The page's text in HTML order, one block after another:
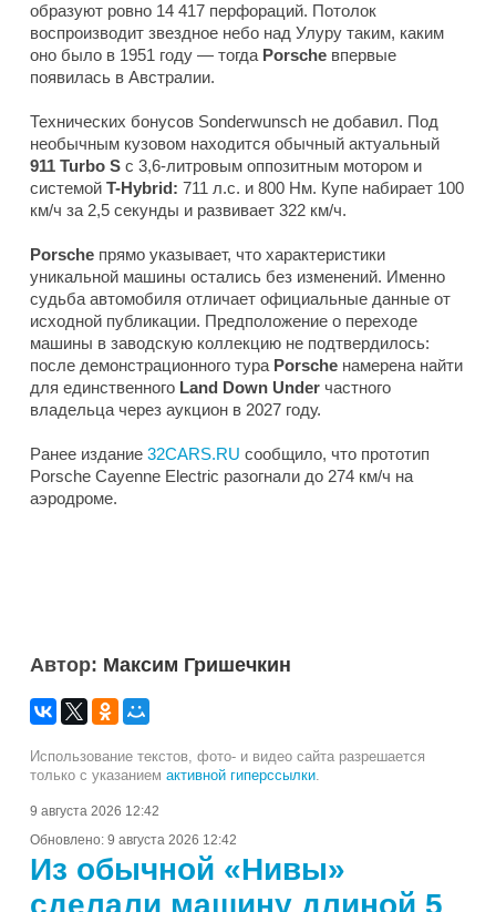
образуют ровно 14 417 перфораций. Потолок
воспроизводит звездное небо над Улуру таким, каким
оно было в 1951 году — тогда Porsche впервые
появилась в Австралии.
Технических бонусов Sonderwunsch не добавил. Под
необычным кузовом находится обычный актуальный
911 Turbo S с 3,6-литровым оппозитным мотором и
системой T-Hybrid: 711 л.с. и 800 Нм. Купе набирает 100
км/ч за 2,5 секунды и развивает 322 км/ч.
Porsche прямо указывает, что характеристики
уникальной машины остались без изменений. Именно
судьба автомобиля отличает официальные данные от
исходной публикации. Предположение о переходе
машины в заводскую коллекцию не подтвердилось:
после демонстрационного тура Porsche намерена найти
для единственного Land Down Under частного
владельца через аукцион в 2027 году.
Ранее издание 32CARS.RU сообщило, что прототип
Porsche Cayenne Electric разогнали до 274 км/ч на
аэродроме.
Автор: Максим Гришечкин
Использование текстов, фото- и видео сайта разрешается
только с указанием активной гиперссылки.
9 августа 2026 12:42
Обновлено: 9 августа 2026 12:42
Из обычной «Нивы»
сделали машину длиной 5